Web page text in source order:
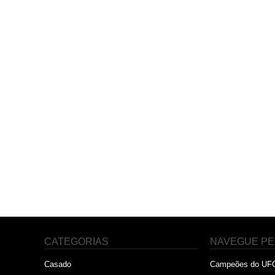
CATEGORIAS
Casado
NAVEGUE
Campeões do